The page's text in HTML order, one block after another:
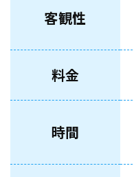
客観性
料金
時間